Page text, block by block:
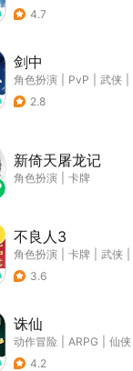
4.7
剑中
角色扮演 PvP 武侠
2.8
新倚天屠龙记
角色扮演 卡牌
不良人3
角色扮演 卡牌 武侠
3.6
诛仙
动作冒险 ARPG 仙侠
4.2